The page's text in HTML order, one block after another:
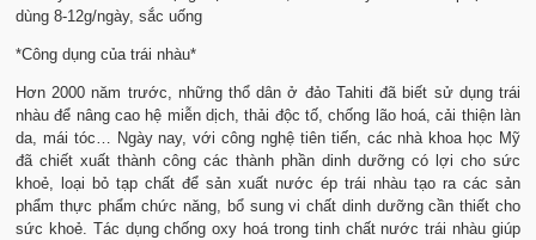
dùng 8-12g/ngày, sắc uống
*Công dụng của trái nhàu*
Hơn 2000 năm trước, những thổ dân ở đảo Tahiti đã biết sử dụng trái
nhàu để nâng cao hệ miễn dịch, thải độc tố, chống lão hoá, cải thiện làn
da, mái tóc… Ngày nay, với công nghệ tiên tiến, các nhà khoa học Mỹ
đã chiết xuất thành công các thành phần dinh dưỡng có lợi cho sức
khoẻ, loại bỏ tạp chất để sản xuất nước ép trái nhàu tạo ra các sản
phẩm thực phẩm chức năng, bổ sung vi chất dinh dưỡng cần thiết cho
sức khoẻ. Tác dụng chống oxy hoá trong tinh chất nước trái nhàu giúp